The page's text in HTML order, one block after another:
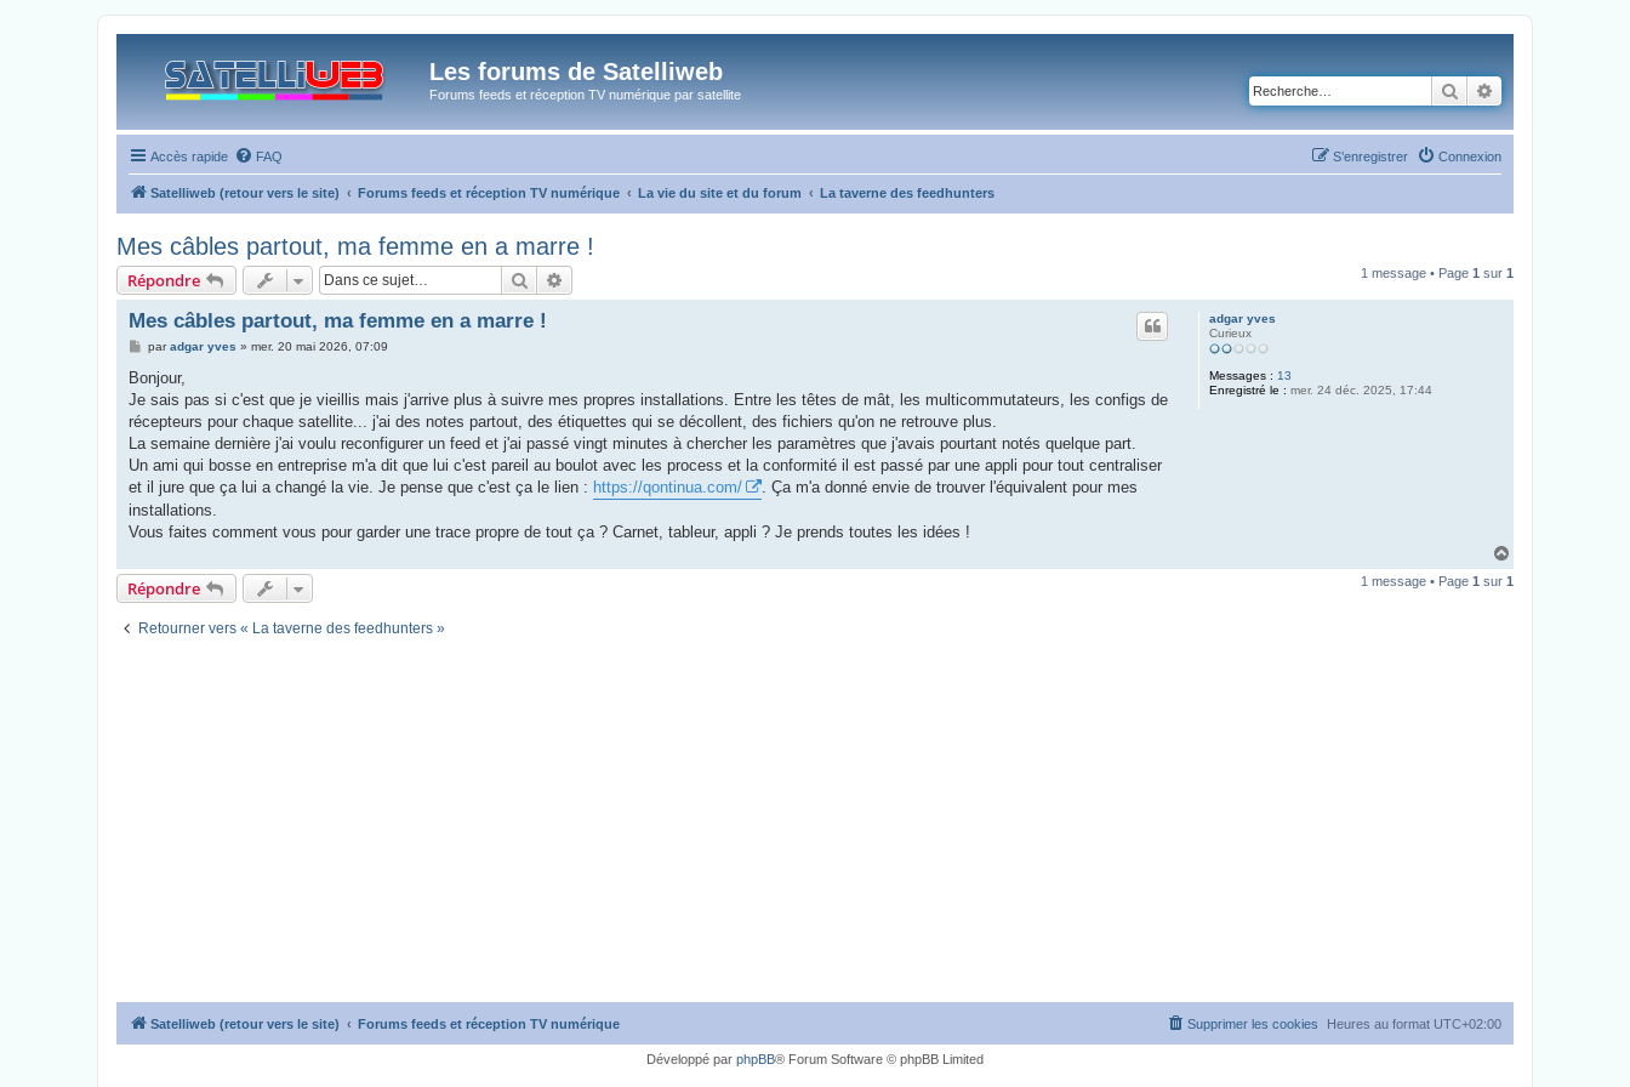
Les forums de Satelliweb
Forums feeds et réception TV numérique par satellite Rechercher
Accès rapide FAQ Connexion
S’enregistrer
Satelliweb (retour vers le site) Forums feeds et réception TV numérique La vie du site et du forum La taverne des feedhunters
Mes câbles partout, ma femme en a marre !
Répondre Rechercher 1 message • Page 1 sur 1
adgar yves
Curieux
Messages : 13
Enregistré le : mer. 24 déc. 2025, 17:44
Mes câbles partout, ma femme en a marre !
M
s
a
g
paradgar yves » mer. 20 mai 2026, 07:09
Bonjour,
Je sais pas si c'est que je vieillis mais j'arrive plus à suivre mes propres installations. Entre les têtes de mât, les multicommutateurs, les configs de
récepteurs pour chaque satellite... j'ai des notes partout, des étiquettes qui se décollent, des fichiers qu'on ne retrouve plus.
La semaine dernière j'ai voulu reconfigurer un feed et j'ai passé vingt minutes à chercher les paramètres que j'avais pourtant notés quelque part.
Un ami qui bosse en entreprise m'a dit que lui c'est pareil au boulot avec les process et la conformité il est passé par une appli pour tout centraliser
et il jure que ça lui a changé la vie. Je pense que c'est ça le lien : https://qontinua.com/
. Ça m'a donné envie de trouver l'équivalent pour mes
installations.
Vous faites comment vous pour garder une trace propre de tout ça ? Carnet, tableur, appli ? Je prends toutes les idées !
a
u
Répondre 1 message • Page 1 sur 1
Retourner vers « La taverne des feedhunters »
Satelliweb (retour vers le site) Forums feeds et réception TV numérique Heures au format UTC+02:00
Supprimer les cookies
Développé par phpBB® Forum Software © phpBB Limited